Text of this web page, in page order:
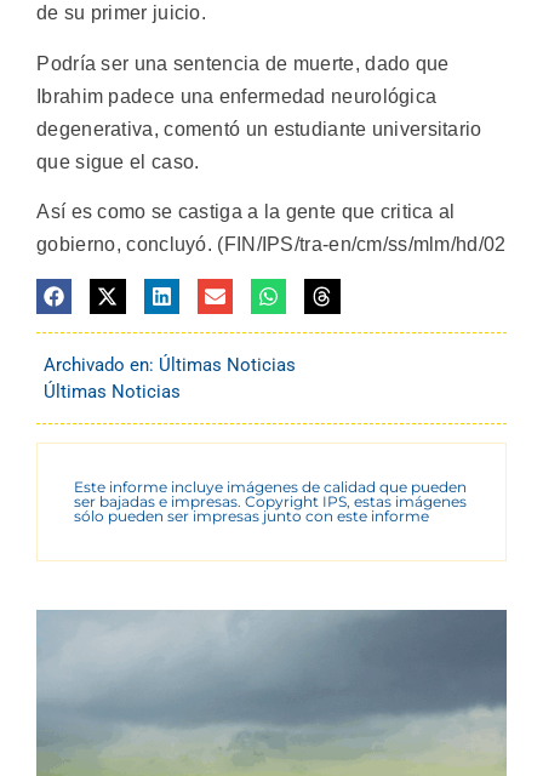
de su primer juicio.
Podría ser una sentencia de muerte, dado que
Ibrahim padece una enfermedad neurológica
degenerativa, comentó un estudiante universitario
que sigue el caso.
Así es como se castiga a la gente que critica al
gobierno, concluyó. (FIN/IPS/tra-en/cm/ss/mlm/hd/02
Archivado en: Últimas Noticias
Últimas Noticias
Este informe incluye imágenes de calidad que pueden
ser bajadas e impresas. Copyright IPS, estas imágenes
sólo pueden ser impresas junto con este informe